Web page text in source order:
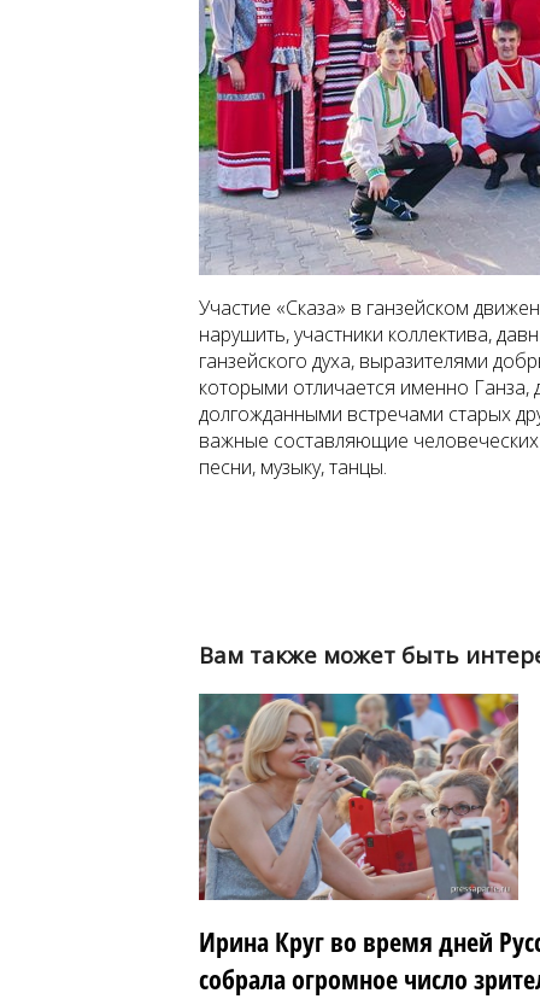
Участие «Сказа» в ганзейском
нарушить, участники коллектива,
ганзейского духа, выразителями
которыми отличается именно
долгожданными встречами старых
важные составляющие
песни, музыку, танцы.
Вам также может быть
Ирина Круг во время дней
собрала огромное число